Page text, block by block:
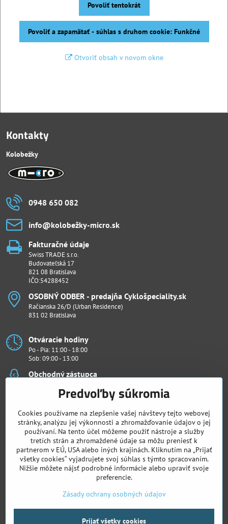
Povoliť tentokrát
Povoliť a zapamätať - súhlas s druhom cookie: Funkčné
Otvoriť obsah v novom okne
Kontakty
Kolobežky
0948 650 082
info​@kolobežky-micro​.sk
Fakturačné údaje
Swiss TRADE s.r.o.
Budovateľská 17
821 08 Bratislava
IČO:54288452
OSOBNÝ ODBER - predajňa Cyklošpeciality​.sk
Račianska 26/D (Urban Residence)
831 02 Bratislava
Otváracie hodiny
Po - Pia: 11:00 - 18:00
Sob: 09:00 - 13:00
Obchodný zástupca
Všetko k nákupu
Chcete vidieť naše novinky ako prví?
Sledujte nás
Facebook Instagram
Skladacie kolobežky
©2026Copyright
Predvoľby súkromia
Cookies používame na zlepšenie vašej návštevy tejto webovej
stránky, analýzu jej výkonnosti a zhromažďovanie údajov o jej
používaní. Na tento účel môžeme použiť nástroje a služby
tretích strán a zhromaždené údaje sa môžu preniesť k
partnerom v EÚ, USA alebo iných krajinách. Kliknutím na „Prijať
všetky cookies“ vyjadrujete svoj súhlas s týmto spracovaním.
Nižšie môžete nájsť podrobné informácie alebo upraviť svoje
preferencie.
Zásady ochrany osobných údajov
Prijať všetky cookies